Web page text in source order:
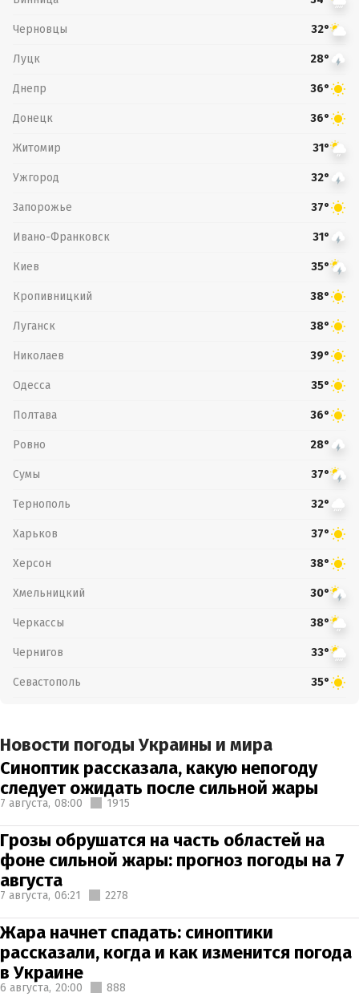
Черновцы 32°
Луцк 28°
Днепр 36°
Донецк 36°
Житомир 31°
Ужгород 32°
Запорожье 37°
Ивано-Франковск 31°
Киев 35°
Кропивницкий 38°
Луганск 38°
Николаев 39°
Одесса 35°
Полтава 36°
Ровно 28°
Сумы 37°
Тернополь 32°
Харьков 37°
Херсон 38°
Хмельницкий 30°
Черкассы 38°
Чернигов 33°
Севастополь 35°
Новости погоды Украины и мира
Синоптик рассказала, какую непогоду
следует ожидать после сильной жары
7 августа, 08:00 1915
Грозы обрушатся на часть областей на
фоне сильной жары: прогноз погоды на 7
августа
7 августа, 06:21 2278
Жара начнет спадать: синоптики
рассказали, когда и как изменится погода
в Украине
6 августа, 20:00 888